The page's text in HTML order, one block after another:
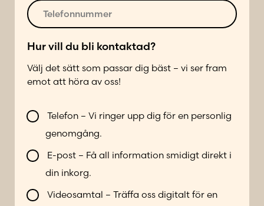
r
*
o
s
*
T
e
e
o
n
u
e
Hur vill du bli kontaktad?
Välj det sätt som passar dig bäst – vi ser fram
emot att höra av oss!
V
i
l
b
i
Telefon – Vi ringer upp dig för en personlig
genomgång.
E-post – Få all information smidigt direkt i
din inkorg.
Videosamtal – Träffa oss digitalt för en